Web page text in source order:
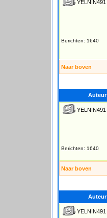
YELNIN491
Berichten: 1640
Naar boven
Auteur
YELNIN491
Berichten: 1640
Naar boven
Auteur
YELNIN491